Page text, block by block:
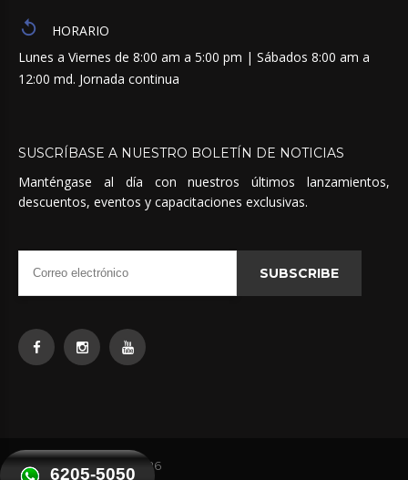
6205-5050
HORARIO
Lunes a Viernes de 8:00 am a 5:00 pm | Sábados 8:00 am a
12:00 md. Jornada continua
SUSCRÍBASE A NUESTRO BOLETÍN DE NOTICIAS
Manténgase al día con nuestros últimos lanzamientos,
descuentos, eventos y capacitaciones exclusivas.
SUBSCRIBE
Quimicas Unidas © 2026